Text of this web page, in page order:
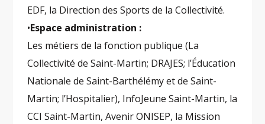
EDF, la Direction des Sports de la Collectivité.
•Espace administration :
Les métiers de la fonction publique (La
Collectivité de Saint-Martin; DRAJES; l’Éducation
Nationale de Saint-Barthélémy et de Saint-
Martin; l’Hospitalier), InfoJeune Saint-Martin, la
CCI Saint-Martin, Avenir ONISEP, la Mission